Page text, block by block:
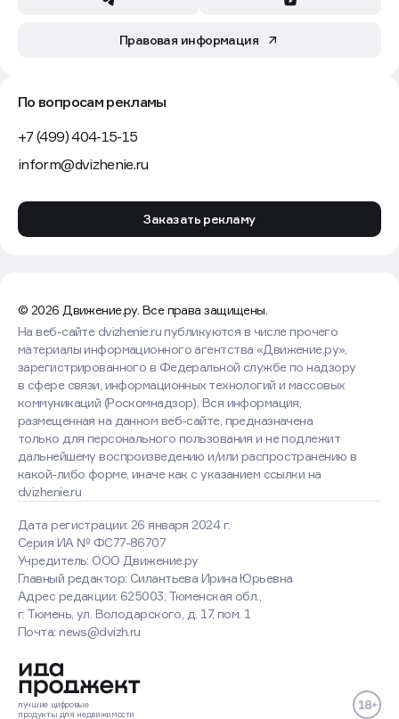
Правовая информация
По вопросам рекламы
+7 (499) 404-15-15
inform@dvizhenie.ru
Заказать рекламу
© 2026 Движение.ру. Все права защищены.
Дата регистрации: 26 января 2024 г.
Серия ИА № ФС77-86707
Учредитель: ООО Движение.ру
Главный редактор: Силантьева Ирина Юрьевна
Адрес редакции: 625003, Тюменская обл.,
г. Тюмень, ул. Володарского, д. 17, пом. 1
Почта: news@dvizh.ru
На веб-сайте dvizhenie.ru публикуются в числе прочего
материалы информационного агентства «Движение.ру»,
зарегистрированного в Федеральной службе по надзору
в сфере связи, информационных технологий и массовых
коммуникаций (Роскомнадзор). Вся информация,
размещенная на данном веб-сайте, предназначена
только для персонального пользования и не подлежит
дальнейшему воспроизведению и/или распространению в
какой-либо форме, иначе как с указанием ссылки на
dvizhenie.ru
лучшие цифровые
продукты для недвижимости